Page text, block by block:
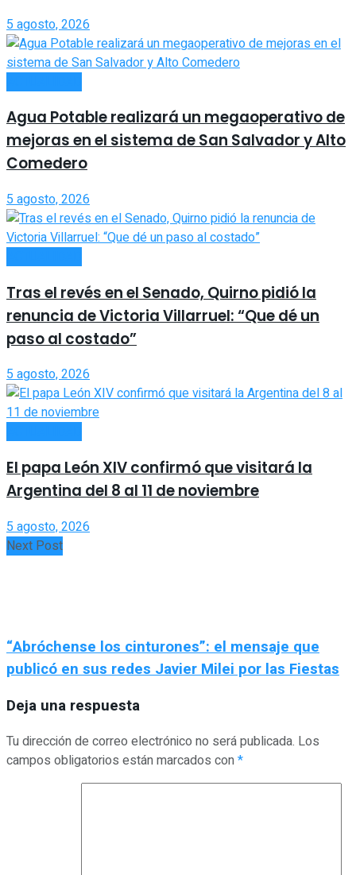
5 agosto, 2026
Agua Potable realizará un megaoperativo de
mejoras en el sistema de San Salvador y Alto
Comedero
5 agosto, 2026
Tras el revés en el Senado, Quirno pidió la
renuncia de Victoria Villarruel: “Que dé un
paso al costado”
5 agosto, 2026
El papa León XIV confirmó que visitará la
Argentina del 8 al 11 de noviembre
5 agosto, 2026
Next Post
“Abróchense los cinturones”: el mensaje que
publicó en sus redes Javier Milei por las Fiestas
Deja una respuesta
Tu dirección de correo electrónico no será publicada. Los
campos obligatorios están marcados con*